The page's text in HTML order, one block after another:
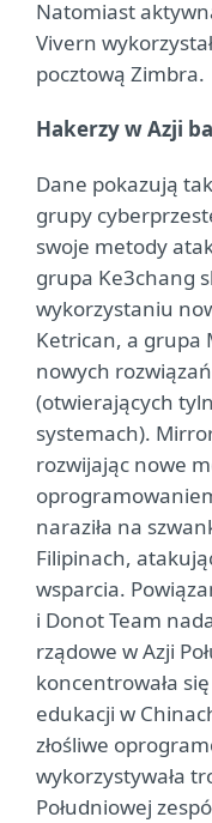
Natomiast
Vivern
pocztową Zimbra.
Hakerzy w Azji
Dane pokazują
grupy
swoje metody
grupa Ke3chang
wykorzystaniu
Ketrican, a grupa
nowych
(otwierających
systemach).
rozwijając nowe
naraziła na
Filipinach,
wsparcia.
i Donot Team
rządowe w Azji
koncentrowała
edukacji w
złośliwe
wykorzystywała
Południowej